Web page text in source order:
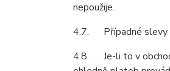
nepoužije.
4.7. Případné slevy z
4.8. Je-li to v